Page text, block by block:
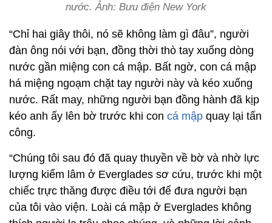
nước. Ảnh: Bưu điện New York
“Chỉ hai giây thôi, nó sẽ không làm gì đâu”, người
đàn ông nói với bạn, đồng thời thò tay xuống dòng
nước gần miệng con cá mập. Bất ngờ, con cá mập
há miệng ngoạm chặt tay người này và kéo xuống
nước. Rất may, những người bạn đồng hành đã kịp
kéo anh ấy lên bờ trước khi con cá mập quay lại tấn
công.
“Chúng tôi sau đó đã quay thuyền về bờ và nhờ lực
lượng kiểm lâm ở Everglades sơ cứu, trước khi một
chiếc trực thăng được điều tới để đưa người bạn
của tôi vào viện. Loài cá mập ở Everglades không